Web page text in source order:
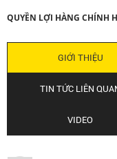
QUYỀN LỢI HÀNG CHÍNH
GIỚI THIỆU
TIN TỨC LIÊN
VIDEO